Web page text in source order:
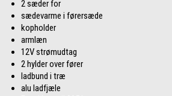
2 sæder for
sædevarme i førersæde
kopholder
armlæn
12V strømudtag
2 hylder over fører
ladbund i træ
alu ladfjæle